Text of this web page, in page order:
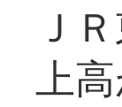
Ｊ
上